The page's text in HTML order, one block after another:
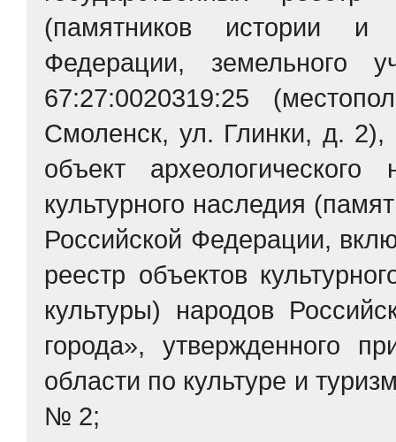
(памятников истории и
Федерации, земельного
67:27:0020319:25
Смоленск, ул. Глинки, д. 2),
объект
культурного наследия
Российской Федерации,
реестр объектов
культуры) народов
города», утвержденного
области по культуре и
№ 2;